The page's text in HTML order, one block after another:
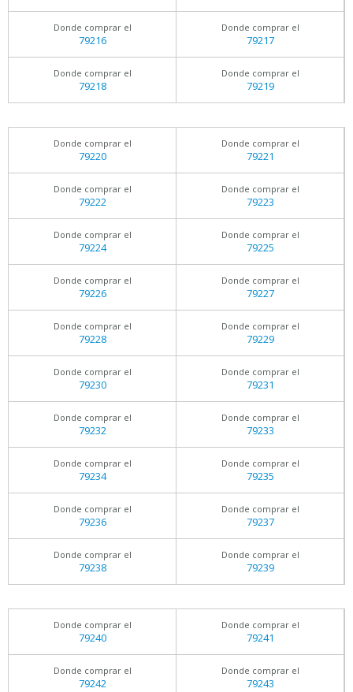
Donde comprar el
79216
Donde comprar el
79217
Donde comprar el
79218
Donde comprar el
79219
Donde comprar el
79220
Donde comprar el
79221
Donde comprar el
79222
Donde comprar el
79223
Donde comprar el
79224
Donde comprar el
79225
Donde comprar el
79226
Donde comprar el
79227
Donde comprar el
79228
Donde comprar el
79229
Donde comprar el
79230
Donde comprar el
79231
Donde comprar el
79232
Donde comprar el
79233
Donde comprar el
79234
Donde comprar el
79235
Donde comprar el
79236
Donde comprar el
79237
Donde comprar el
79238
Donde comprar el
79239
Donde comprar el
79240
Donde comprar el
79241
Donde comprar el
79242
Donde comprar el
79243